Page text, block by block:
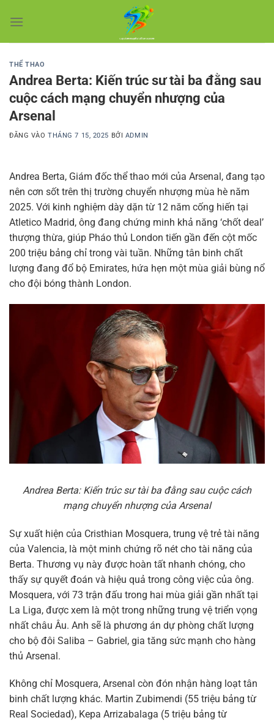
qua
THỂ THAO
Andrea Berta: Kiến trúc sư tài ba đằng sau
cuộc cách mạng chuyển nhượng của
Arsenal
ĐĂNG VÀOTHÁNG 7 15, 2025 BỞI ADMIN
Andrea Berta, Giám đốc thể thao mới của Arsenal, đang tạo
nên cơn sốt trên thị trường chuyển nhượng mùa hè năm
2025. Với kinh nghiệm dày dặn từ 12 năm cống hiến tại
Atletico Madrid, ông đang chứng minh khả năng ‘chốt deal’
thượng thừa, giúp Pháo thủ London tiến gần đến cột mốc
200 triệu bảng chỉ trong vài tuần. Những tân binh chất
lượng đang đổ bộ Emirates, hứa hẹn một mùa giải bùng nổ
cho đội bóng thành London.
Andrea Berta: Kiến trúc sư tài ba đằng sau cuộc cách
mạng chuyển nhượng của Arsenal
Sự xuất hiện của Cristhian Mosquera, trung vệ trẻ tài năng
của Valencia, là một minh chứng rõ nét cho tài năng của
Berta. Thương vụ này được hoàn tất nhanh chóng, cho
thấy sự quyết đoán và hiệu quả trong công việc của ông.
Mosquera, với 73 trận đấu trong hai mùa giải gần nhất tại
La Liga, được xem là một trong những trung vệ triển vọng
nhất châu Âu. Anh sẽ là phương án dự phòng chất lượng
cho bộ đôi Saliba – Gabriel, gia tăng sức mạnh cho hàng
thủ Arsenal.
Không chỉ Mosquera, Arsenal còn đón nhận hàng loạt tân
binh chất lượng khác. Martin Zubimendi (55 triệu bảng từ
Real Sociedad), Kepa Arrizabalaga (5 triệu bảng từ